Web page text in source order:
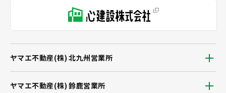
ヤマエ不動産(株) 北九州営業所
ヤマエ不動産(株) 鈴鹿営業所